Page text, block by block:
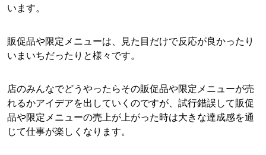
います。
販促品や限定メニューは、見た目だけで反応が良かったり
いまいちだったりと様々です。
店のみんなでどうやったらその販促品や限定メニューが売
れるかアイデアを出していくのですが、試行錯誤して販促
品や限定メニューの売上が上がった時は大きな達成感を通
じて仕事が楽しくなります。